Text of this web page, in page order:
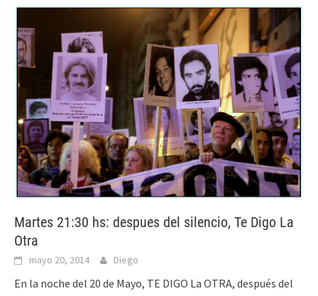
Martes 21:30 hs: despues del silencio, Te Digo La
Otra
mayo 20, 2014 Diego
En la noche del 20 de Mayo, TE DIGO La OTRA, después del